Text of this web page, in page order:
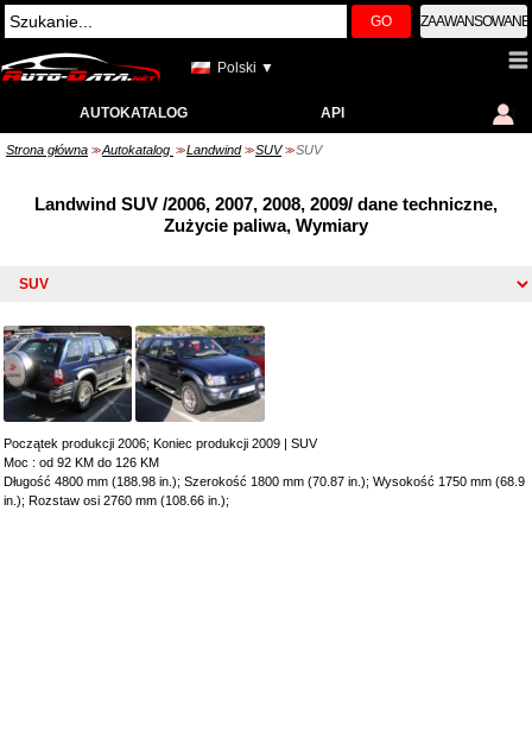
GO ZAAWANSOWANE
Polski ▼
AUTOKATALOG API
Strona główna >> Autokatalog >> Landwind >> SUV >> SUV
Landwind SUV /2006, 2007, 2008, 2009/ dane techniczne,
Zużycie paliwa, Wymiary
Początek produkcji 2006; Koniec produkcji 2009 | SUV
Moc : od 92 KM do 126 KM
Długość 4800 mm (188.98 in.); Szerokość 1800 mm (70.87 in.); Wysokość 1750 mm (68.9
in.); Rozstaw osi 2760 mm (108.66 in.);